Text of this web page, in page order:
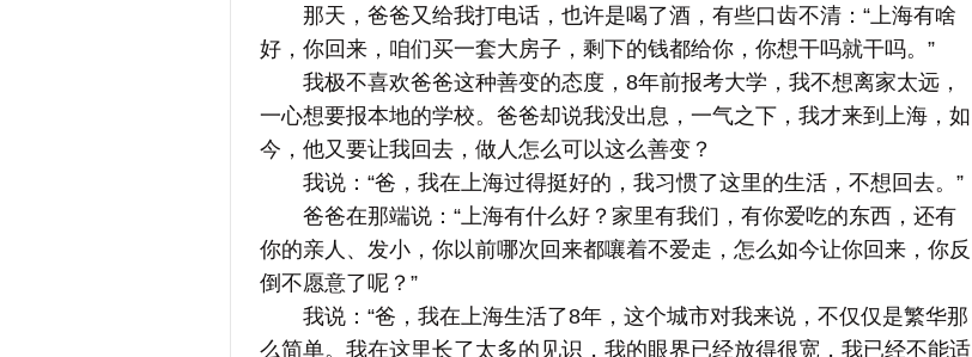
那天，爸爸又给我打电话，也许是喝了酒，有些口齿不清：“上海有啥
好，你回来，咱们买一套大房子，剩下的钱都给你，你想干吗就干吗。”
我极不喜欢爸爸这种善变的态度，8年前报考大学，我不想离家太远，
一心想要报本地的学校。爸爸却说我没出息，一气之下，我才来到上海，如
今，他又要让我回去，做人怎么可以这么善变？
我说：“爸，我在上海过得挺好的，我习惯了这里的生活，不想回去。”
爸爸在那端说：“上海有什么好？家里有我们，有你爱吃的东西，还有
你的亲人、发小，你以前哪次回来都嚷着不爱走，怎么如今让你回来，你反
倒不愿意了呢？”
我说：“爸，我在上海生活了8年，这个城市对我来说，不仅仅是繁华那
么简单。我在这里长了太多的见识，我的眼界已经放得很宽，我已经不能适